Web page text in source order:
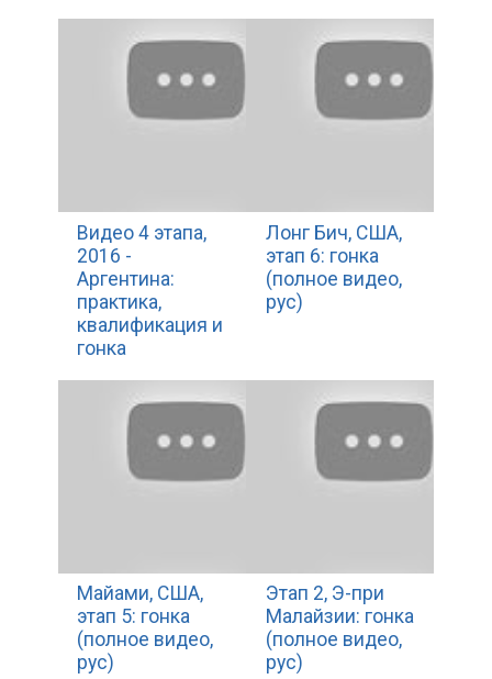
Видео 4 этапа,
2016 -
Аргентина:
практика,
квалификация и
гонка
Лонг Бич, США,
этап 6: гонка
(полное видео,
рус)
Майами, США,
этап 5: гонка
(полное видео,
рус)
Этап 2, Э-при
Малайзии: гонка
(полное видео,
рус)